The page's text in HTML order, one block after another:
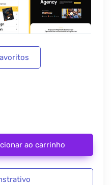
de Web Design quantidade
ao carrinho